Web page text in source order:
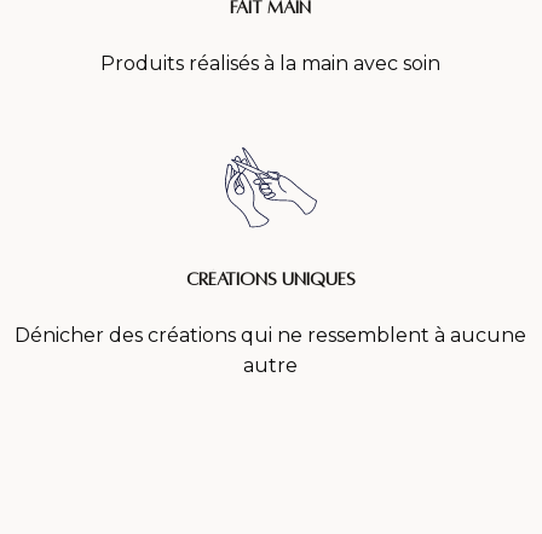
Fait main
Produits réalisés à la main avec soin
créations uniques
Dénicher des créations qui ne ressemblent à aucune
autre